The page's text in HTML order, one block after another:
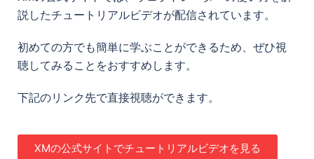
説したチュートリアルビデオが配信されています。
初めての方でも簡単に学ぶことができるため、ぜひ視
聴してみることをおすすめします。
下記のリンク先で直接視聴ができます。
XMの公式サイトでチュートリアルビデオを見る